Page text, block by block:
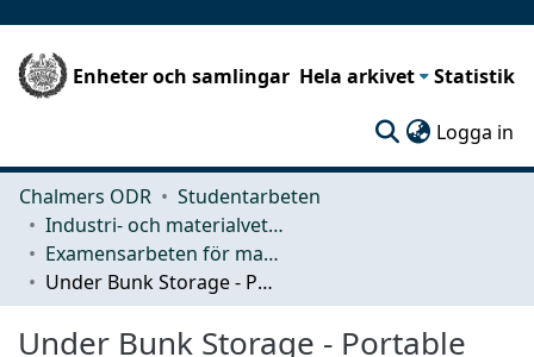
Enheter och samlingar Hela arkivet Statistik
Logga in
Chalmers ODR
Studentarbeten
Industri- och materialvetenskap (IMS)
Examensarbeten för masterexamen
Under Bunk Storage - Portable Organizer for FH Sleeper Cab
Under Bunk Storage - Portable